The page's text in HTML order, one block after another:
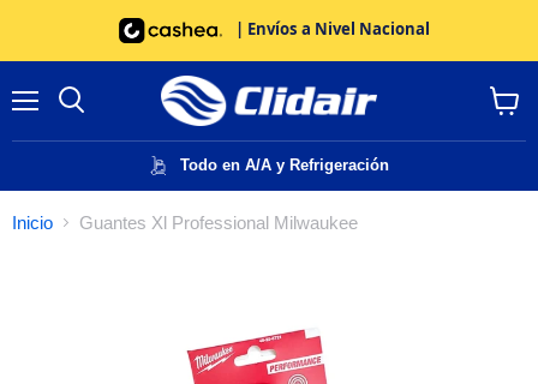
| Envíos a Nivel Nacional
Todo en A/A y Refrigeración
carrito
Inicio Guantes Xl Professional Milwaukee